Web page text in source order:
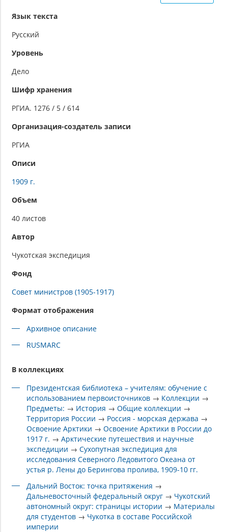
Машинописный и печатный текст, с рукописными
Язык текста
Русский
Уровень
Дело
Шифр хранения
РГИА. 1276 / 5 / 614
Организация-создатель записи
РГИА
Описи
1909 г.
Объем
40 листов
Автор
Чукотская экспедиция
Фонд
Совет министров (1905-1917)
Формат отображения
Архивное описание
RUSMARC
В коллекциях
Президентская библиотека – учителям: обучение с
использованием первоисточников → Коллекции →
Предметы: → История →Общие коллекции →
Территория России → Россия - морская держава →
Освоение Арктики →Освоение Арктики в России до
1917 г. →Арктические путешествия и научные
экспедиции →Сухопутная экспедиция для
исследования Северного Ледовитого Океана от
устья р. Лены до Берингова пролива, 1909-10 гг.
Дальний Восток: точка притяжения →
Дальневосточный федеральный округ → Чукотский
автономный округ: страницы истории → Материалы
для студентов → Чукотка в составе Российской
империи